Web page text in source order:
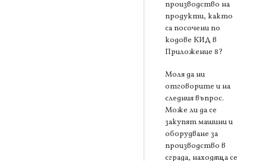
производство на
продукти, както
са посочени по
кодове КИД в
Приложение 8?
Моля да ни
отговорите и на
следния въпрос.
Може ли да се
закупят машини и
оборудване за
производство в
сграда, находяща се